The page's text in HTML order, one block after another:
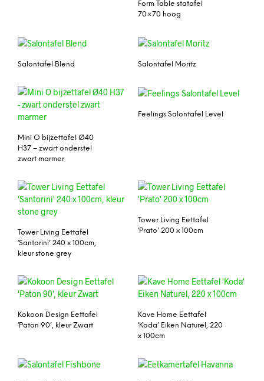
Form Table statafel
70×70 hoog
Salontafel Blend Salontafel Moritz
Mini O bijzettafel Ø40
H37 – zwart onderstel
zwart marmer
Feelings Salontafel Level
Tower Living Eettafel
‘Santorini’ 240 x 100cm,
kleur stone grey
Tower Living Eettafel
‘Prato’ 200 x 100cm
Kokoon Design Eettafel
‘Paton 90’, kleur Zwart
Kave Home Eettafel
‘Koda’ Eiken Naturel, 220
x 100cm